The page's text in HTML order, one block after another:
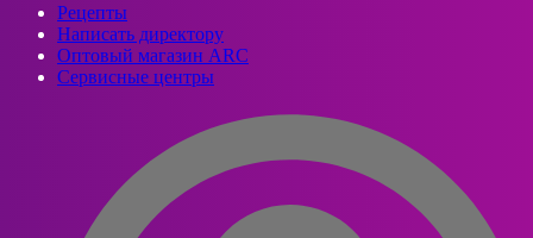
Рецепты
Написать директору
Оптовый магазин ARC
Сервисные центры